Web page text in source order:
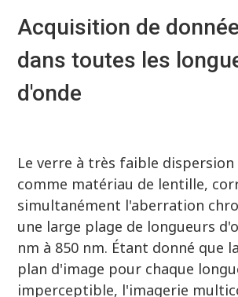
Acquisition de
dans toutes les
d'onde
Le verre à très faible
comme matériau de lentille,
simultanément l'aberration
une large plage de longueurs
nm à 850 nm. Étant donné que
plan d'image pour chaque
imperceptible, l'imagerie